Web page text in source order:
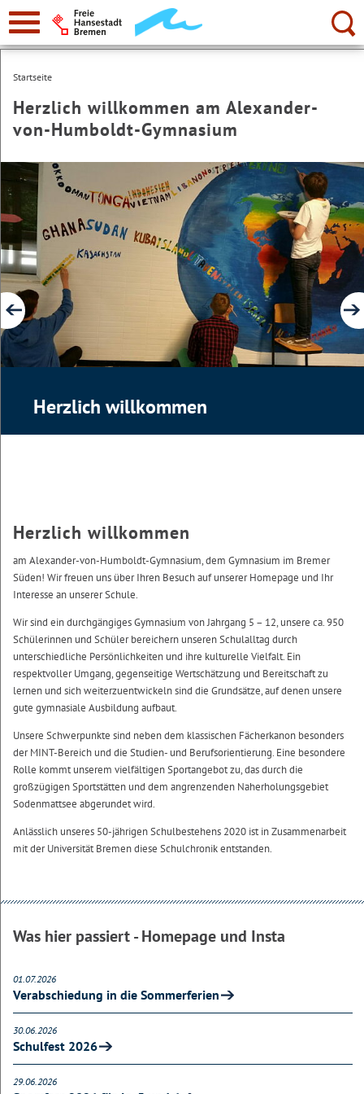
zur
Navigation
Suche:
Startseite
Herzlich willkommen am Alexander-
von-Humboldt-Gymnasium
Herzlich willkommen
Herzlich willkommen
am Alexander-von-Humboldt-Gymnasium, dem Gymnasium im Bremer
Süden! Wir freuen uns über Ihren Besuch auf unserer Homepage und Ihr
Interesse an unserer Schule.
Wir sind ein durchgängiges Gymnasium von Jahrgang 5 – 12, unsere ca. 950
Schülerinnen und Schüler bereichern unseren Schulalltag durch
unterschiedliche Persönlichkeiten und ihre kulturelle Vielfalt. Ein
respektvoller Umgang, gegenseitige Wertschätzung und Bereitschaft zu
lernen und sich weiterzuentwickeln sind die Grundsätze, auf denen unsere
gute gymnasiale Ausbildung aufbaut.
Unsere Schwerpunkte sind neben dem klassischen Fächerkanon besonders
der MINT-Bereich und die Studien- und Berufsorientierung. Eine besondere
Rolle kommt unserem vielfältigen Sportangebot zu, das durch die
großzügigen Sportstätten und dem angrenzenden Naherholungsgebiet
Sodenmattsee abgerundet wird.
Anlässlich unseres 50-jährigen Schulbestehens 2020 ist in Zusammenarbeit
mit der Universität Bremen diese Schulchronik entstanden.
Was hier passiert - Homepage und Insta
01.07.2026
Verabschiedung in die Sommerferien
30.06.2026
Schulfest 2026
29.06.2026